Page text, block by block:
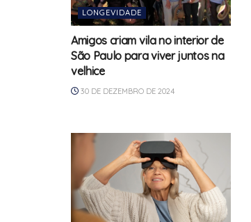
LONGEVIDADE
Amigos criam vila no interior de
São Paulo para viver juntos na
velhice
30 DE DEZEMBRO DE 2024